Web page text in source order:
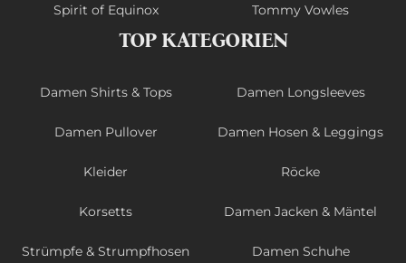
Spirit of Equinox Tommy Vowles
TOP KATEGORIEN
Damen Shirts & Tops Damen Longsleeves
Damen Pullover Damen Hosen & Leggings
Kleider Röcke
Korsetts Damen Jacken & Mäntel
Strümpfe & Strumpfhosen Damen Schuhe